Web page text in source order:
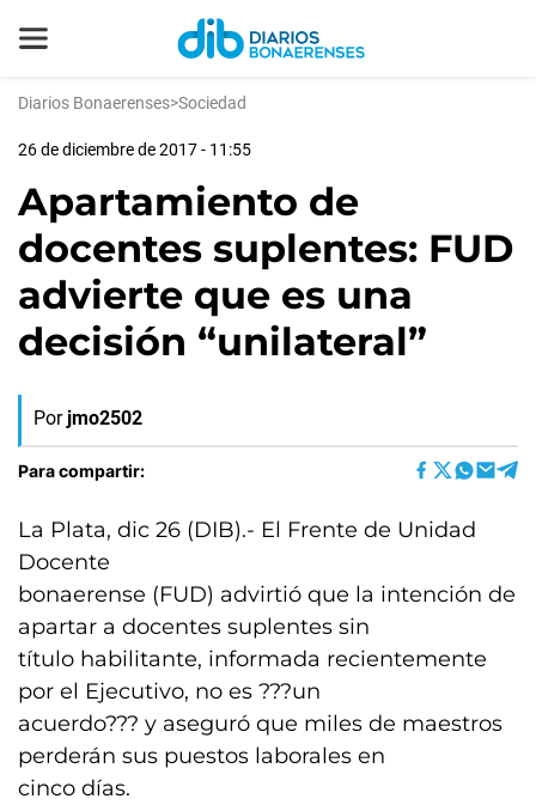
Diarios Bonaerenses>Sociedad
26 de diciembre de 2017 - 11:55
Apartamiento de
docentes suplentes: FUD
advierte que es una
decisión “unilateral”
Por jmo2502
Para compartir:
La Plata, dic 26 (DIB).- El Frente de Unidad
Docente
bonaerense (FUD) advirtió que la intención de
apartar a docentes suplentes sin
título habilitante, informada recientemente
por el Ejecutivo, no es ???un
acuerdo??? y aseguró que miles de maestros
perderán sus puestos laborales en
cinco días.